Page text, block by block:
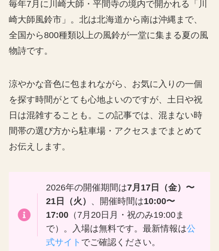
毎年7月に川崎大師・平間寺の境内で開かれる「川
崎大師風鈴市」。北は北海道から南は沖縄まで、
全国から800種類以上の風鈴が一堂に集まる夏の風
物詩です。
涼やかな音色に包まれながら、お気に入りの一個
を探す時間がとても心地よいのですが、土日や祝
日は混雑することも。この記事では、混まない時
間帯の選び方から駐車場・アクセスまでまとめて
お伝えします。
2026年の開催期間は7月17日（金）〜
21日（火） 、開催時間は10:00〜
17:00 （7月20日月・祝のみ19:00ま
で）。入場は無料です。最新情報は公
式サイト でご確認ください。